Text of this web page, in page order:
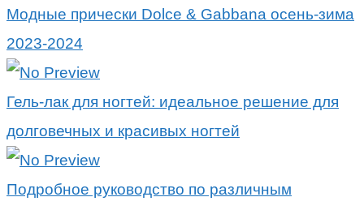
Модные прически Dolce & Gabbana осень-зима
2023-2024
Гель-лак для ногтей: идеальное решение для
долговечных и красивых ногтей
Подробное руководство по различным